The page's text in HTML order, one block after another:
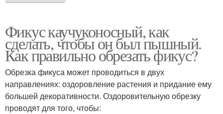
Фикус каучуконосный, как
сделать, чтобы он был пышный.
Как правильно обрезать фикус?
Обрезка фикуса может проводиться в двух
направлениях: оздоровление растения и придание ему
большей декоративности. Оздоровительную обрезку
проводят для того, чтобы: